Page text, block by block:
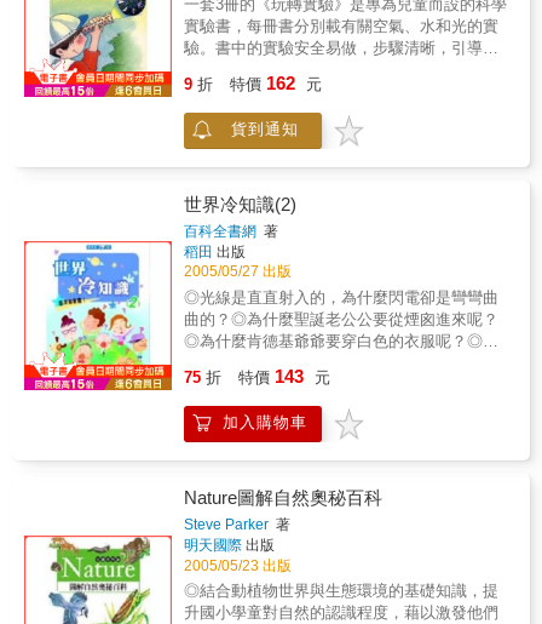
一套3冊的《玩轉實驗》是專為兒童而設的科學
實驗書，每冊書分別載有關空氣、水和光的實
驗。書中的實驗安全易做，步驟清晰，引導孩
趣的實驗，深入淺出地讓孩子明白空氣、水和
光的特性，掌握科學知識。
9 折 特價 162 元
貨到通知
世界冷知識(2)
百科全書網 著
稻田 出版
2005/05/27 出版
◎光線是直直射入的，為什麼閃電卻是彎彎曲
曲的？◎為什麼聖誕老公公要從煙囪進來呢？
◎為什麼肯德基爺爺要穿白色的衣服呢？◎為
朝上呢？◎為什麼沒有藍玫瑰？這些疑問，不
懂無所謂，懂了也沒什麼特別的用處，但就是
會令人忍不住好奇的想一窺究竟！本書集結了
好奇心，並且讓你對這些「愈冷愈有趣」的知
識，會心一笑！
75 折 特價 143 元
加入購物車
Nature圖解自然奧秘百科
Steve Parker 著
明天國際 出版
2005/05/23 出版
◎結合動植物世界與生態環境的基礎知識，提
升國小學童對自然的認識程度，藉以激發他們